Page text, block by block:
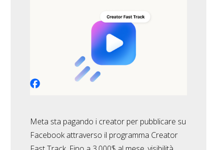
Meta sta pagando i creator per pubblicare su
Facebook attraverso il programma Creator